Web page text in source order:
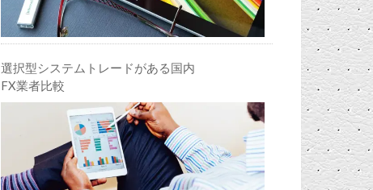
選択型システムトレードがある国内
FX業者比較